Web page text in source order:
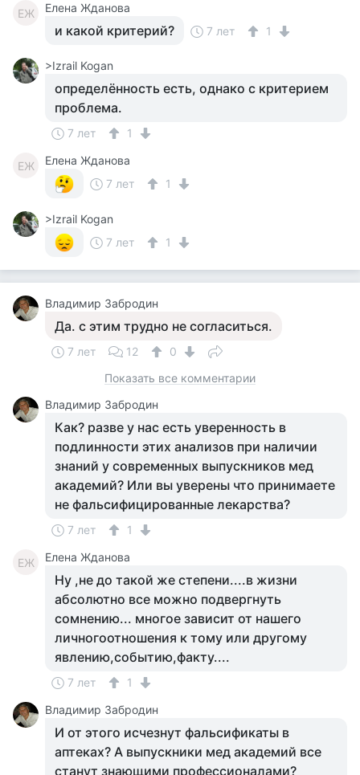
ЕЖ Елена Жданова
и какой критерий? 7 лет 1
>Izrail Kogan
определённость есть, однако с критерием
проблема.
7 лет 1
ЕЖ
Елена Жданова
7 лет
1
>Izrail Kogan
7 лет
1
Владимир Забродин
Да. с этим трудно не согласиться.
7 лет 12
0
Показать все комментарии
Владимир Забродин
Как? разве у нас есть уверенность в
подлинности этих анализов при наличии
знаний у современных выпускников мед
академий? Или вы уверены что принимаете
не фальсифицированные лекарства?
7 лет 1
ЕЖ Елена Жданова
Ну ,не до такой же степени....в жизни
абсолютно все можно подвергнуть
сомнению... многое зависит от нашего
личногоотношения к тому или другому
явлению,событию,факту....
7 лет
1
Владимир Забродин
И от этого исчезнут фальсификаты в
аптеках? А выпускники мед академий все
станут знающими профессионалами?